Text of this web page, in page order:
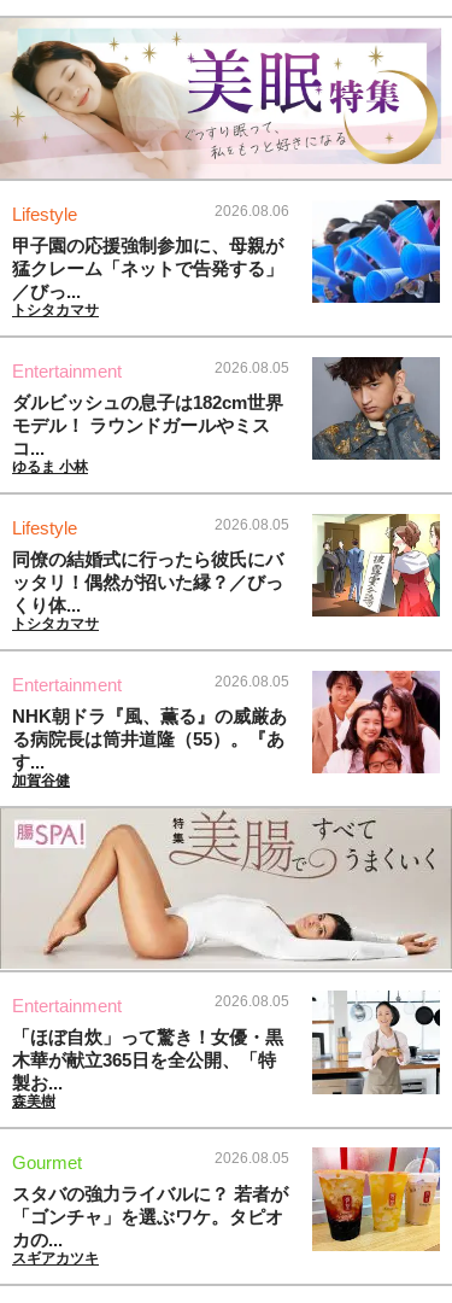
Lifestyle 2026.08.06
甲子園の応援強制参加に、母親が
猛クレーム「ネットで告発する」
／びっ...
トシタカマサ
Entertainment 2026.08.05
ダルビッシュの息子は182cm世界
モデル！ ラウンドガールやミス
コ...
ゆるま 小林
Lifestyle 2026.08.05
同僚の結婚式に行ったら彼氏にバ
ッタリ！偶然が招いた縁？／びっ
くり体...
トシタカマサ
Entertainment 2026.08.05
NHK朝ドラ『風、薫る』の威厳あ
る病院長は筒井道隆（55）。『あ
す...
加賀谷健
Entertainment 2026.08.05
「ほぼ自炊」って驚き！女優・黒
木華が献立365日を全公開、「特
製お...
森美樹
Gourmet 2026.08.05
スタバの強力ライバルに？ 若者が
「ゴンチャ」を選ぶワケ。タピオ
カの...
スギアカツキ